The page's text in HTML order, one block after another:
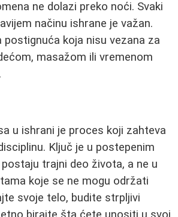
ne dolazi preko noći. Svaki
načinu ishrane je važan.
koja nisu vezana za
masažom ili vremenom
u ishrani je proces koji zahteva
Ključ je u postepenim
trajni deo života, a ne u
koje se ne mogu održati
svoje telo, budite strpljivi